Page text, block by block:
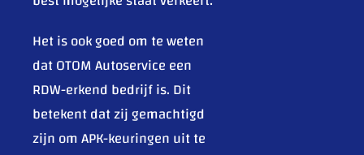
Het is ook goed om te weten
dat OTOM Autoservice een
RDW-erkend bedrijf is. Dit
betekent dat zij gemachtigd
zijn om APK-keuringen uit te